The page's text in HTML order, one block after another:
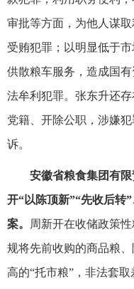
审批等方面，为他人谋
受贿犯罪；以明显低于
供散粮车服务，造成国
法牟利犯罪。张东升还
党籍、开除公职，涉嫌
诉。
安徽省粮食集团有
开“以陈顶新”“先收后转
案。
周新开在收储政策
规将先前收购的商品粮
高的“托市粮”，非法套